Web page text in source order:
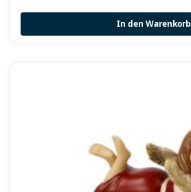
In den Warenkorb